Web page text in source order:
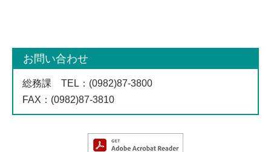
お問い合わせ
総務課 TEL ：(0982)87-3800
FAX ：(0982)87-3810